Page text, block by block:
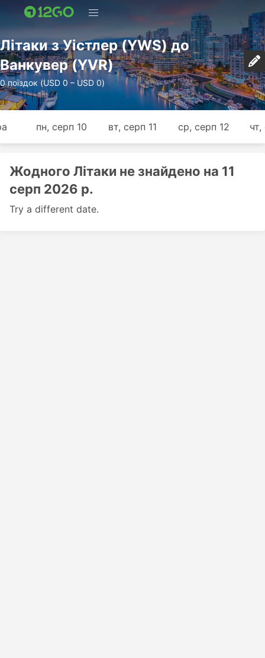
Лiтаки з Уістлер (YWS) до
Ванкувер (YVR)
0 поїздок (USD 0 – USD 0)
пн, серп 10 вт, серп 11 ср, серп 12
Жодного Лiтаки не знайдено на 11
серп 2026 р.
Try a different date.